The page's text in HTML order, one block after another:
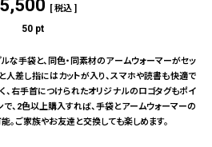
税込
50 pt
な手袋と、同色・同素材のアームウォーマーがセッ
人差し指にはカットが入り、スマホや読書も快適で
、右手首につけられたオリジナルのロゴタグもポイ
で、2色以上購入すれば、手袋とアームウォーマーの
。ご家族やお友達と交換しても楽しめます。